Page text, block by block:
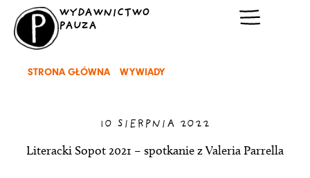
Przejdź
treści
WYDAWNICTWO
PAUZA
STRONA GŁÓWNA/ WYWIADY/ LITERACKI SOPOT 2021 –
10 SIERPNIA 2022
Literacki Sopot 2021 – spotkanie z Valeria Parrella